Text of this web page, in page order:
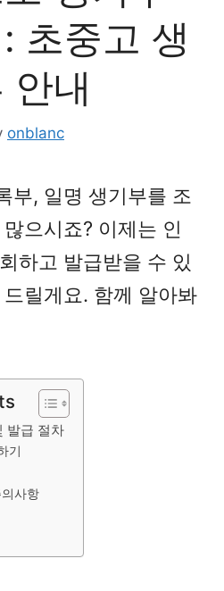
초중고 생
안내
onblanc
부, 일명 생기부를 조
으시죠? 이제는 인
하고 발급받을 수 있
릴게요. 함께 알아봐
발급 절차
기
사항